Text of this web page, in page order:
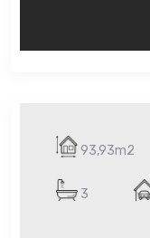
93,93m2
3